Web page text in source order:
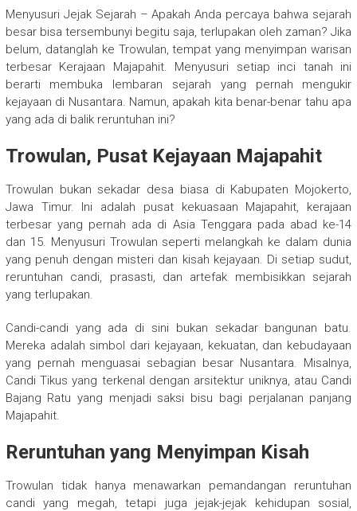
Menyusuri Jejak Sejarah – Apakah Anda percaya bahwa sejarah
besar bisa tersembunyi begitu saja, terlupakan oleh zaman? Jika
belum, datanglah ke Trowulan, tempat yang menyimpan warisan
terbesar Kerajaan Majapahit. Menyusuri setiap inci tanah ini
berarti membuka lembaran sejarah yang pernah mengukir
kejayaan di Nusantara. Namun, apakah kita benar-benar tahu apa
yang ada di balik reruntuhan ini?
Trowulan, Pusat Kejayaan Majapahit
Trowulan bukan sekadar desa biasa di Kabupaten Mojokerto,
Jawa Timur. Ini adalah pusat kekuasaan Majapahit, kerajaan
terbesar yang pernah ada di Asia Tenggara pada abad ke-14
dan 15. Menyusuri Trowulan seperti melangkah ke dalam dunia
yang penuh dengan misteri dan kisah kejayaan. Di setiap sudut,
reruntuhan candi, prasasti, dan artefak membisikkan sejarah
yang terlupakan.
Candi-candi yang ada di sini bukan sekadar bangunan batu.
Mereka adalah simbol dari kejayaan, kekuatan, dan kebudayaan
yang pernah menguasai sebagian besar Nusantara. Misalnya,
Candi Tikus yang terkenal dengan arsitektur uniknya, atau Candi
Bajang Ratu yang menjadi saksi bisu bagi perjalanan panjang
Majapahit.
Reruntuhan yang Menyimpan Kisah
Trowulan tidak hanya menawarkan pemandangan reruntuhan
candi yang megah, tetapi juga jejak-jejak kehidupan sosial,